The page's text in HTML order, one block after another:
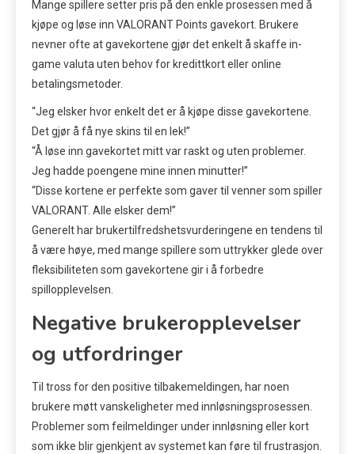
Mange spillere setter pris på den enkle prosessen med å
kjøpe og løse inn VALORANT Points gavekort. Brukere
nevner ofte at gavekortene gjør det enkelt å skaffe in-
game valuta uten behov for kredittkort eller online
betalingsmetoder.
“Jeg elsker hvor enkelt det er å kjøpe disse gavekortene.
Det gjør å få nye skins til en lek!”
“Å løse inn gavekortet mitt var raskt og uten problemer.
Jeg hadde poengene mine innen minutter!”
“Disse kortene er perfekte som gaver til venner som spiller
VALORANT. Alle elsker dem!”
Generelt har brukertilfredshetsvurderingene en tendens til
å være høye, med mange spillere som uttrykker glede over
fleksibiliteten som gavekortene gir i å forbedre
spillopplevelsen.
Negative brukeropplevelser
og utfordringer
Til tross for den positive tilbakemeldingen, har noen
brukere møtt vanskeligheter med innløsningsprosessen.
Problemer som feilmeldinger under innløsning eller kort
som ikke blir gjenkjent av systemet kan føre til frustrasjon.